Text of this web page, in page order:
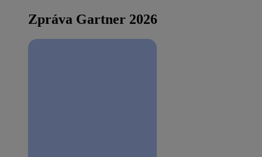
Zpráva Gartner 2026